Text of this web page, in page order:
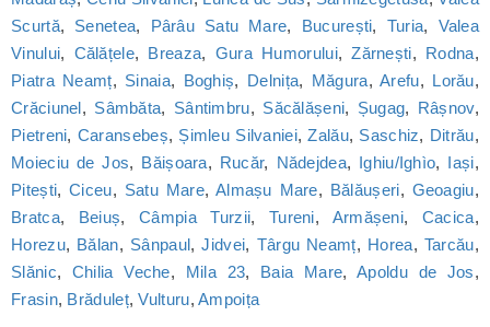
Scurtă, Senetea, Pârâu Satu Mare, București, Turia, Valea
Vinului, Călățele, Breaza, Gura Humorului,Zărnești, Rodna,
Piatra Neamț, Sinaia, Boghiș, Delnița, Măgura,Arefu, Lorău,
Crăciunel, Sâmbăta, Sântimbru, Săcălășeni, Șugag, Râșnov,
Pietreni, Caransebeș, Șimleu Silvaniei,Zalău, Saschiz, Ditrău,
Moieciu de Jos, Băișoara, Rucăr, Nădejdea, Ighiu/Ighìo, Iași,
Pitești,Ciceu, Satu Mare, Almașu Mare, Bălăușeri, Geoagiu,
Bratca, Beiuș, Câmpia Turzii, Tureni, Armășeni, Cacica,
Horezu, Bălan, Sânpaul,Jidvei, Târgu Neamț, Horea, Tarcău,
Slănic, Chilia Veche, Mila 23, Baia Mare,Apoldu de Jos,
Frasin, Brăduleț,Vulturu,Ampoița